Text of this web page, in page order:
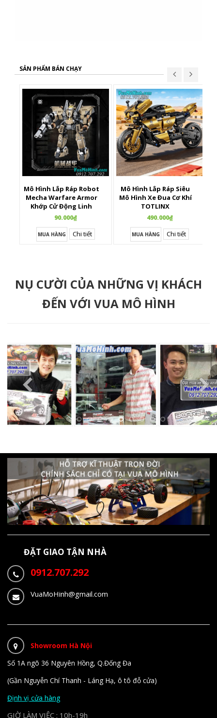
SẢN PHẨM BÁN CHẠY
Mô Hình Lắp Ráp Robot
Mecha Warfare Armor
Khớp Cử Động Linh
Hoạt
90.000₫
MUA HÀNG Chi tiết
Mô Hình Lắp Ráp Siêu
Mô Hình Xe Đua Cơ Khí
TOTLINX
490.000₫
MUA HÀNG Chi tiết
NỤ CƯỜI CỦA NHỮNG VỊ KHÁCH
ĐẾN VỚI VUA MÔ HÌNH
ĐẶT GIAO TẬN NHÀ
0912.707.292
VuaMoHinh@gmail.com
Showroom Hà Nội
Số 1A ngõ 36 Nguyên Hồng, Q.Đống Đa
(Gần Nguyễn Chí Thanh - Láng Hạ, ô tô đỗ cửa)
Định vị cửa hàng
GIỜ LÀM VIỆC : 10h-19h